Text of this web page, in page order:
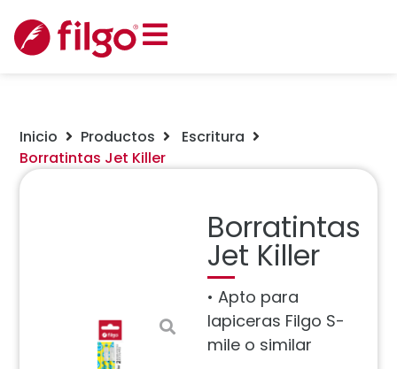
Inicio Productos
Escritura
Borratintas Jet Killer
Borratintas
Jet Killer
• Apto para
lapiceras Filgo S-
mile o similar